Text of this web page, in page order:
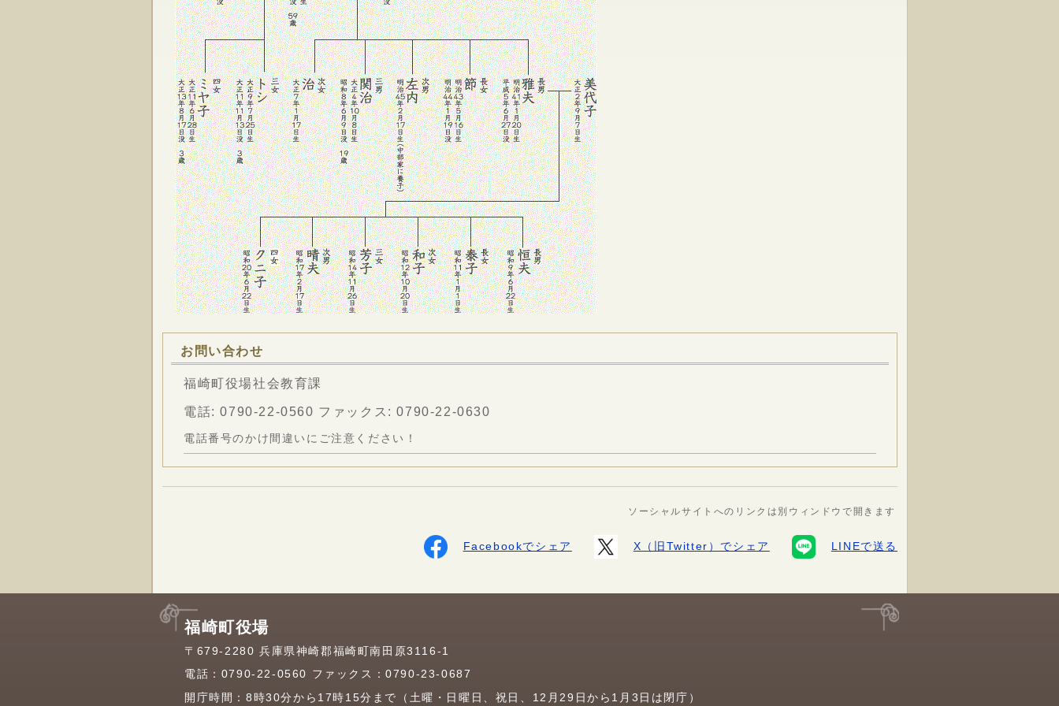
お問い合わせ
福崎町役場社会教育課
電話:0790-22-0560 ファックス: 0790-22-0630
電話番号のかけ間違いにご注意ください！
ソーシャルサイトへのリンクは別ウィンドウで開きます
Facebookでシェア X（旧Twitter）でシェア LINEで送る
福崎町役場
〒679-2280 兵庫県神崎郡福崎町南田原3116-1
電話： 0790-22-0560 ファックス：0790-23-0687
開庁時間：8時30分から17時15分まで（土曜・日曜日、祝日、12月29日から1月3日は閉庁）